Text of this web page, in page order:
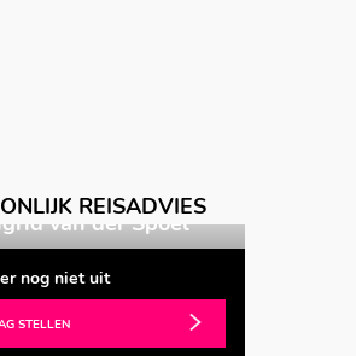
REISADVIES
van der Spoel
nog niet uit
STELLEN